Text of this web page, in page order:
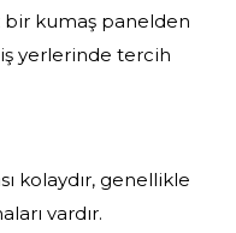
bir kumaş panelden
yerlerinde tercih
kolaydır, genellikle
vardır.